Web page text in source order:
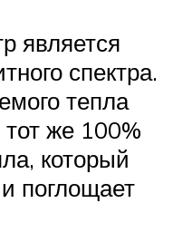
является
спектра.
тепла
же 100%
который
поглощает